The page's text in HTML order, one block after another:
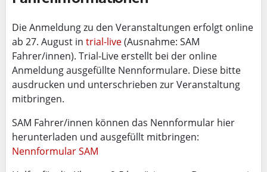
Die Anmeldung zu den Veranstaltungen erfolgt online
ab 27. August in trial-live(Ausnahme: SAM
Fahrer/innen). Trial-Live erstellt bei der online
Anmeldung ausgefüllte Nennformulare. Diese bitte
ausdrucken und unterschrieben zur Veranstaltung
mitbringen.
SAM Fahrer/innen können das Nennformular hier
herunterladen und ausgefüllt mitbringen:
Nennformular SAM